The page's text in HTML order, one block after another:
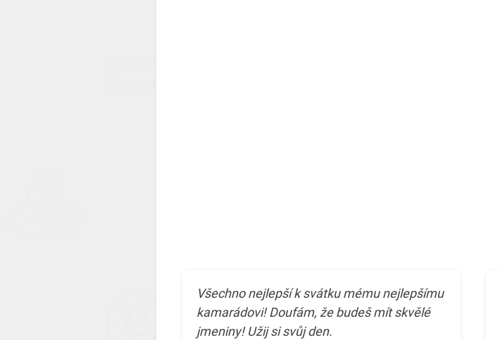
Všechno nejlepší k svátku mému nejlepšímu
kamarádovi! Doufám, že budeš mít skvělé
jmeniny! Užij si svůj den.